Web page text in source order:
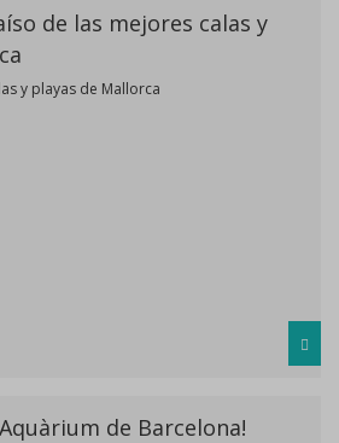
de las mejores calas y
y playas de Mallorca
de Barcelona!